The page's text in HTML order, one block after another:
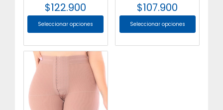
$122.900
Seleccionar opciones
$107.900
Seleccionar opciones